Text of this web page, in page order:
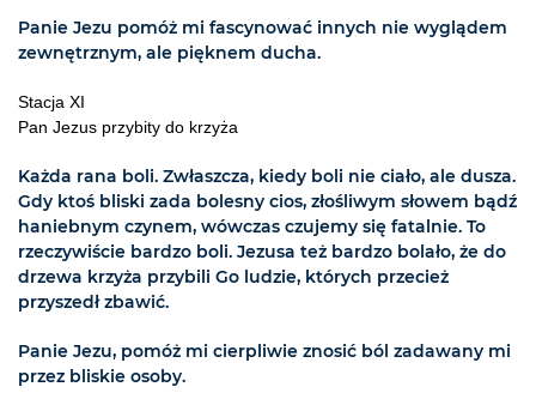
Panie Jezu pomóż mi fascynować innych nie wyglądem
zewnętrznym, ale pięknem ducha.
Stacja XI
Pan Jezus przybity do krzyża
Każda rana boli. Zwłaszcza, kiedy boli nie ciało, ale dusza.
Gdy ktoś bliski zada bolesny cios, złośliwym słowem bądź
haniebnym czynem, wówczas czujemy się fatalnie. To
rzeczywiście bardzo boli. Jezusa też bardzo bolało, że do
drzewa krzyża przybili Go ludzie, których przecież
przyszedł zbawić.
Panie Jezu, pomóż mi cierpliwie znosić ból zadawany mi
przez bliskie osoby.